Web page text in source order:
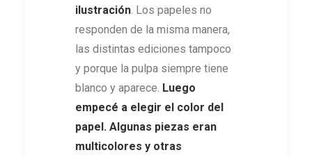
ilustración. Los papeles no
responden de la misma manera,
las distintas ediciones tampoco
y porque la pulpa siempre tiene
blanco y aparece. Luego
empecé a elegir el color del
papel. Algunas piezas eran
multicolores y otras